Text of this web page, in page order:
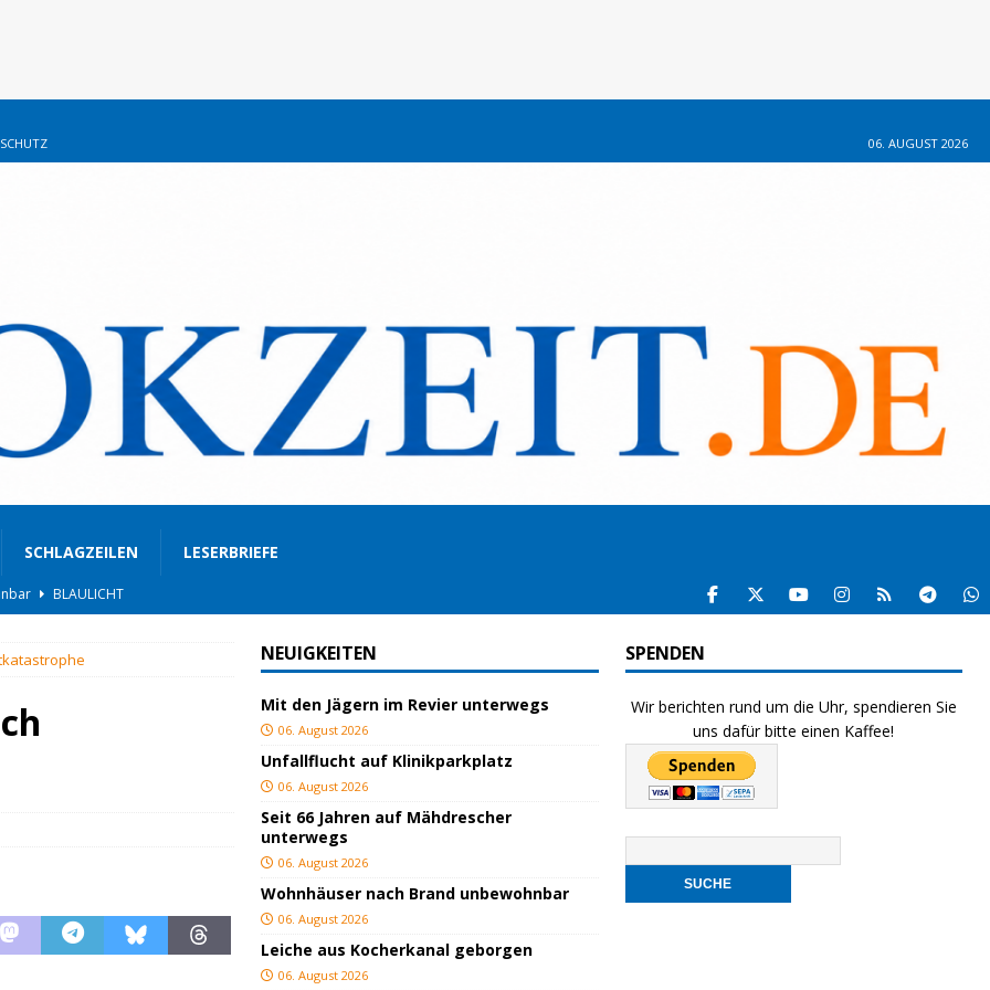
06. AUGUST 2026
SCHLAGZEILEN LESERBRIEFE
BLAULICHT
TOP
BLAULICHT
NEUIGKEITEN
Mit den Jägern im Revier unterwegs
06. August 2026
Unfallflucht auf Klinikparkplatz
06. August 2026
Seit 66 Jahren auf Mähdrescher
unterwegs
06. August 2026
Wohnhäuser nach Brand unbewohnbar
06. August 2026
Leiche aus Kocherkanal geborgen
06. August 2026
SPENDEN
Wir berichten rund um die Uhr, spendieren Sie
uns dafür bitte einen Kaffee!